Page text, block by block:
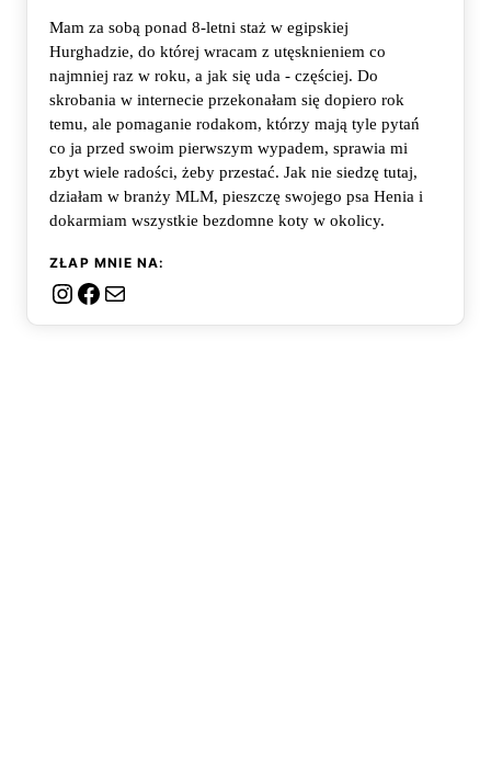
Mam za sobą ponad 8-letni staż w egipskiej
Hurghadzie, do której wracam z utęsknieniem co
najmniej raz w roku, a jak się uda - częściej. Do
skrobania w internecie przekonałam się dopiero rok
temu, ale pomaganie rodakom, którzy mają tyle pytań
co ja przed swoim pierwszym wypadem, sprawia mi
zbyt wiele radości, żeby przestać. Jak nie siedzę tutaj,
działam w branży MLM, pieszczę swojego psa Henia i
dokarmiam wszystkie bezdomne koty w okolicy.
ZŁAP MNIE NA:
Instagram
Facebook
Mail